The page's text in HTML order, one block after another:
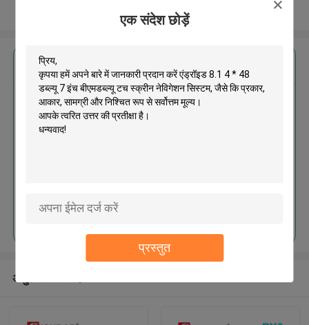
एक संदेश छोड़ें
प्रस्तुत
और देखो
सबसे उत्तम प्रतिदान प्राप्त करें
एंड्रॉइड 8.1 4 * 48 डब्ल्यू 7 इंच
बीएमडब्ल्यू टच स्क्रीन नेविगेशन सिस्टम
अनुशंसित उत्पाद